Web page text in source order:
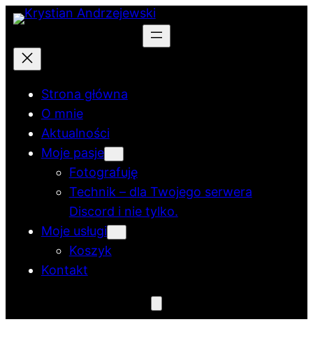
Przejdź
treści
Strona główna
O mnie
Aktualności
Moje pasje
Fotografuję
Technik – dla Twojego serwera
Discord i nie tylko.
Moje usługi
Koszyk
Kontakt